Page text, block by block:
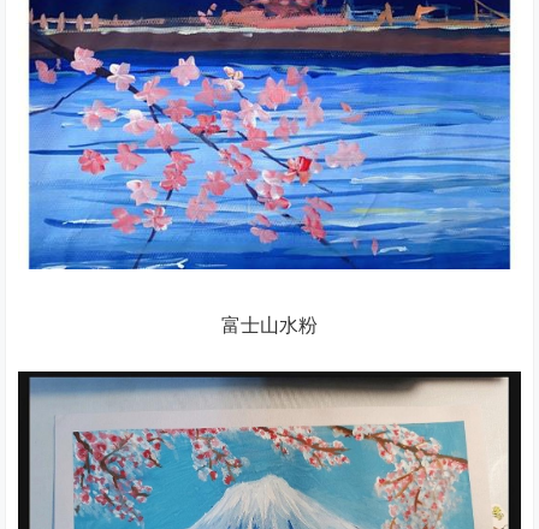
富士山水粉